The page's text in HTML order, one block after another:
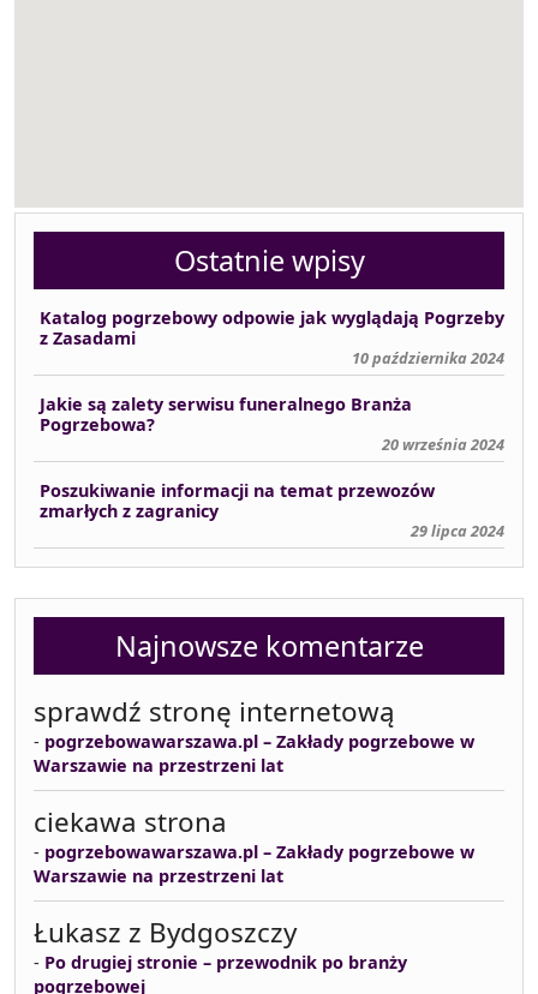
Ostatnie wpisy
Katalog pogrzebowy odpowie jak wyglądają Pogrzeby
z Zasadami
10 października 2024
Jakie są zalety serwisu funeralnego Branża
Pogrzebowa?
20 września 2024
Poszukiwanie informacji na temat przewozów
zmarłych z zagranicy
29 lipca 2024
Najnowsze komentarze
sprawdź stronę internetową
- pogrzebowawarszawa.pl – Zakłady pogrzebowe w
Warszawie na przestrzeni lat
ciekawa strona
- pogrzebowawarszawa.pl – Zakłady pogrzebowe w
Warszawie na przestrzeni lat
Łukasz z Bydgoszczy
- Po drugiej stronie – przewodnik po branży
pogrzebowej